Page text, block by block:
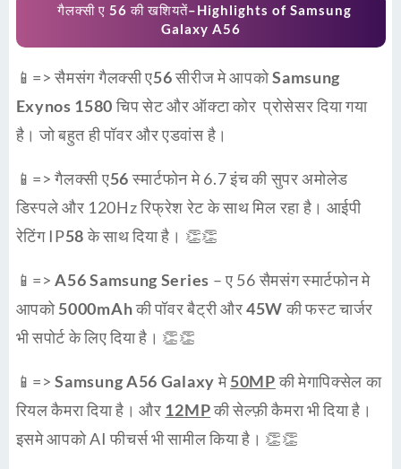
गैलक्सी ए 56 की खशियतें–Highlights of Samsung
Galaxy A56
📱=>सैमसंग गैलक्सी ए56 सीरीजमे आपकोSamsung
Exynos 1580चिप सेट औरऑक्टा कोर प्रोसेसरदिया गया
है। जो बहुत ही पॉवर और एडवांस है।
📱=>गैलक्सी ए56 स्मार्टफोनमे 6.7 इंच की सुपर अमोलेड
डिस्पले और 120Hz रिफ्रेश रेट के साथ मिल रहा है। आईपी
रेटिंग IP58के साथ दिया है। 👏👏
📱=>A56 Samsung Series – ए 56 सैमसंग स्मार्टफोन मे
आपको5000mAhकी पॉवर बैट्री और45Wकी फस्ट चार्जर
भी सपोर्ट के लिए दिया है। 👏👏
📱=>Samsung A56 Galaxyमे50MPकी मेगापिक्सेल का
रियल कैमरा दिया है। और 12MPकी सेल्फ़ी कैमरा भी दिया है।
इसमे आपको AI फीचर्स भी सामील किया है। 👏👏